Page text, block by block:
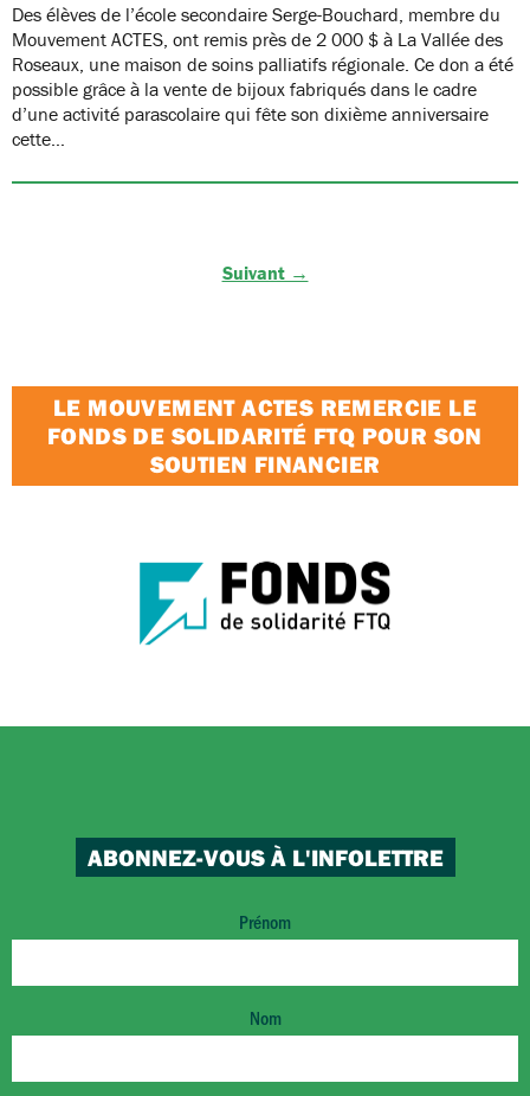
Des élèves de l’école secondaire Serge-Bouchard, membre du
Mouvement ACTES, ont remis près de 2 000 $ à La Vallée des
Roseaux, une maison de soins palliatifs régionale. Ce don a été
possible grâce à la vente de bijoux fabriqués dans le cadre
d’une activité parascolaire qui fête son dixième anniversaire
cette…
Suivant →
LE MOUVEMENT ACTES REMERCIE LE
FONDS DE SOLIDARITÉ FTQ POUR SON
SOUTIEN FINANCIER
ABONNEZ-VOUS À L'INFOLETTRE
Prénom
Nom